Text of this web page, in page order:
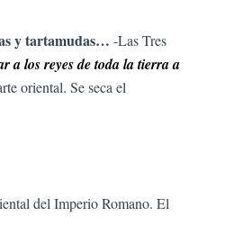
y tartamudas… -Las Tres
a los reyes de toda la tierra a
oriental. Se seca el
del Imperio Romano. El